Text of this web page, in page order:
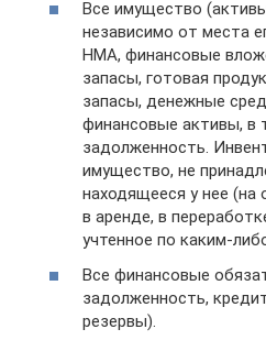
Все имущество
независимо от места
НМА, финансовые
запасы, готовая
запасы, денежные
финансовые активы, в
задолженность.
имущество, не
находящееся у нее (на
в аренде, в
учтенное по каким-
Все финансовые
задолженность,
резервы).